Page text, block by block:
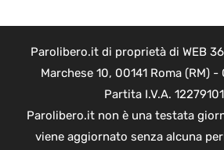
Parolibero.it di proprietà di WEB
Marchese 10, 00141 Roma (RM)
Partita I.V.A.
Parolibero.it non è una testata
viene aggiornato senza alcuna